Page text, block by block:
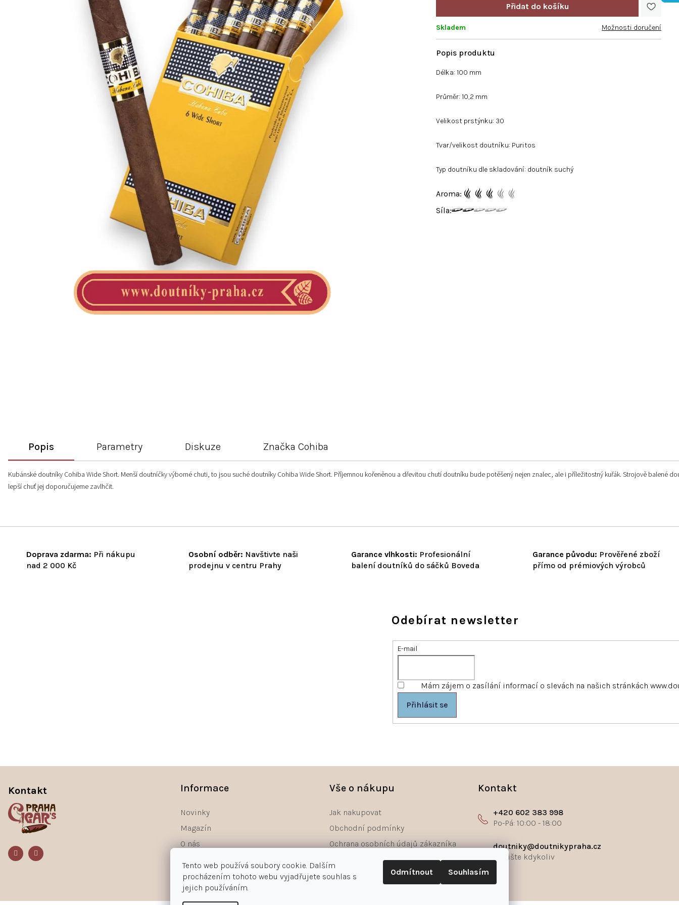
Tento web používá soubory cookie. Dalším
procházením tohoto webu vyjadřujete souhlas s
jejich používáním.
Odmítnout Souhlasím
Délka: 100 mm
Průměr: 10,2 mm
Velikost prstýnku: 30
Tvar/velikost doutníku: Puritos
Typ doutníku dle skladování: doutník suchý
Aroma:
Síla:
Skladem Možnosti doručení
Doprava zdarma: Při nákupu
nad 2 000 Kč
Osobní odběr: Navštivte naši
prodejnu v centru Prahy
Garance vlhkosti: Profesionální
balení doutníků do sáčků Boveda
Garance původu: Prověřené zboží
přímo od prémiových výrobců
Popis Parametry Diskuze Značka Cohiba
Kubánské doutníky Cohiba Wide Short. Menší doutníčky výborné chuti, to jsou suché doutníky Cohiba Wide Short. Příjemnou kořeněnou a dřevitou chutí doutníku bude potěšený nejen znalec, ale i příležitostný kuřák. Strojově
lepší chuť jej doporučujeme zavlhčit.
Odebírat newsletter
E-mail
Mám zájem o zasílání informací o slevách na našich stránkách
Přihlásit se
Informace
Novinky
Magazín
O nás
Vše o nákupu
Jak nakupovat
Obchodní podmínky
Ochrana osobních údajů zákazníka
Odstoupení od smlouvy - formulář
Kontakt
+420 602 383 998
doutniky@doutnikypraha.cz
Kontakt